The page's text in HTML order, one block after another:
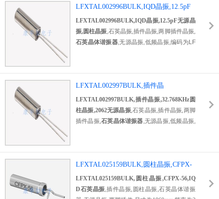
的时候,它的出现迅速占了了半边市场,每年的
销售量高达10亿颗以上,
LFXTAL002996BULK,IQD晶振,12.5pF
无源晶振,圆柱晶振
LFXTAL002996BULK,IQD晶振,12.5pF无源晶
振,圆柱晶振,石英晶振,插件晶振,两脚插件晶振,
石英晶体谐振器,无源晶振,低频晶振,编码为LF
劣的环境下为产品运行,因起振快,成本低等原
因被广泛运用到手电筒晶振,遥控器晶振,蓝牙
音响等行业
LFXTAL002997BULK,插件晶
振,32.768KHz圆柱晶振,2062无源晶振
LFXTAL002997BULK,插件晶振,32.768KHz圆
柱晶振,2062无源晶振,石英晶振,插件晶振,两脚
插件晶振,石英晶体谐振器,无源晶振,低频晶振,
够在较为恶劣的环境下为产品运行,因起振快,
成本低等原因被广泛运用到手电筒晶振,遥控器
晶振,蓝牙音响等行业
LFXTAL025159BULK,圆柱晶振,CFPX-
56,IQD石英晶振
LFXTAL025159BULK,圆柱晶振,CFPX-56,IQ
D石英晶振,插件晶振,圆柱晶振,石英晶体谐振